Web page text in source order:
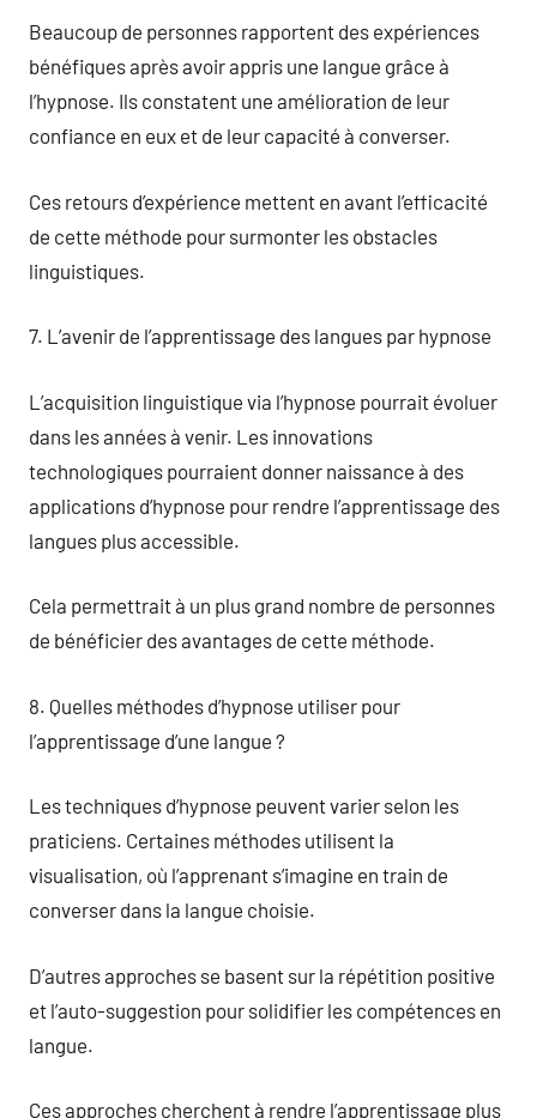
Beaucoup de personnes rapportent des expériences
bénéfiques après avoir appris une langue grâce à
l’hypnose. Ils constatent une amélioration de leur
confiance en eux et de leur capacité à converser.
Ces retours d’expérience mettent en avant l’efficacité
de cette méthode pour surmonter les obstacles
linguistiques.
7. L’avenir de l’apprentissage des langues par hypnose
L’acquisition linguistique via l’hypnose pourrait évoluer
dans les années à venir. Les innovations
technologiques pourraient donner naissance à des
applications d’hypnose pour rendre l’apprentissage des
langues plus accessible.
Cela permettrait à un plus grand nombre de personnes
de bénéficier des avantages de cette méthode.
8. Quelles méthodes d’hypnose utiliser pour
l’apprentissage d’une langue ?
Les techniques d’hypnose peuvent varier selon les
praticiens. Certaines méthodes utilisent la
visualisation, où l’apprenant s’imagine en train de
converser dans la langue choisie.
D’autres approches se basent sur la répétition positive
et l’auto-suggestion pour solidifier les compétences en
langue.
Ces approches cherchent à rendre l’apprentissage plus